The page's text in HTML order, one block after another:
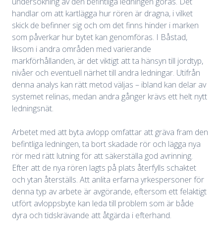
handlar om att kartlägga hur rören är dragna, i vilket
skick de befinner sig och om det finns hinder i marken
som påverkar hur bytet kan genomföras. I Båstad,
liksom i andra områden med varierande
markförhållanden, är det viktigt att ta hänsyn till jordtyp,
nivåer och eventuell närhet till andra ledningar. Utifrån
denna analys kan rätt metod väljas – ibland kan delar av
systemet relinas, medan andra gånger krävs ett helt nytt
ledningsnät.
Arbetet med att byta avlopp omfattar att gräva fram den
befintliga ledningen, ta bort skadade rör och lägga nya
rör med rätt lutning för att säkerställa god avrinning.
Efter att de nya rören lagts på plats återfylls schaktet
och ytan återställs. Att anlita erfarna yrkespersoner för
denna typ av arbete är avgörande, eftersom ett felaktigt
utfört avloppsbyte kan leda till problem som är både
dyra och tidskrävande att åtgärda i efterhand.